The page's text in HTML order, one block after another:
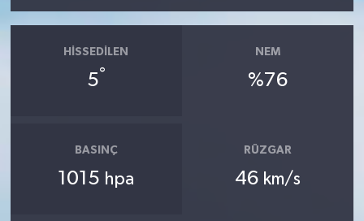
HISSEDILEN
5°
NEM
%76
BASINÇ
1015 hpa
RÜZGAR
46 km/s